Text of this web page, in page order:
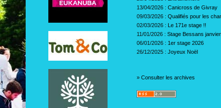
13/04/2026 : Canicross de Givray
09/03/2026 : Qualifiés pour les
02/03/2026 : Le 171e stage !!
11/01/2026 : Stage Bessans
06/01/2026 : 1er stage 2026
26/12/2025 : Joyeux Noël
» Consulter les archives